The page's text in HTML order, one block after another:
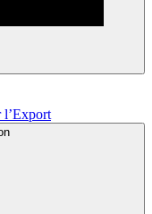
l’Export